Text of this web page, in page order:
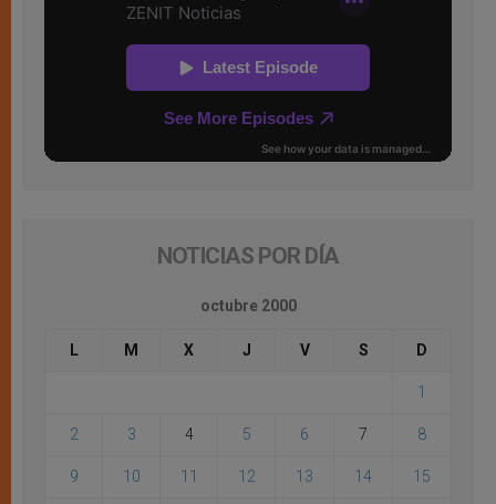
NOTICIAS POR DÍA
octubre 2000
L M X J V S D
1
2 3 4 5 6 7 8
9 10 11 12 13 14 15